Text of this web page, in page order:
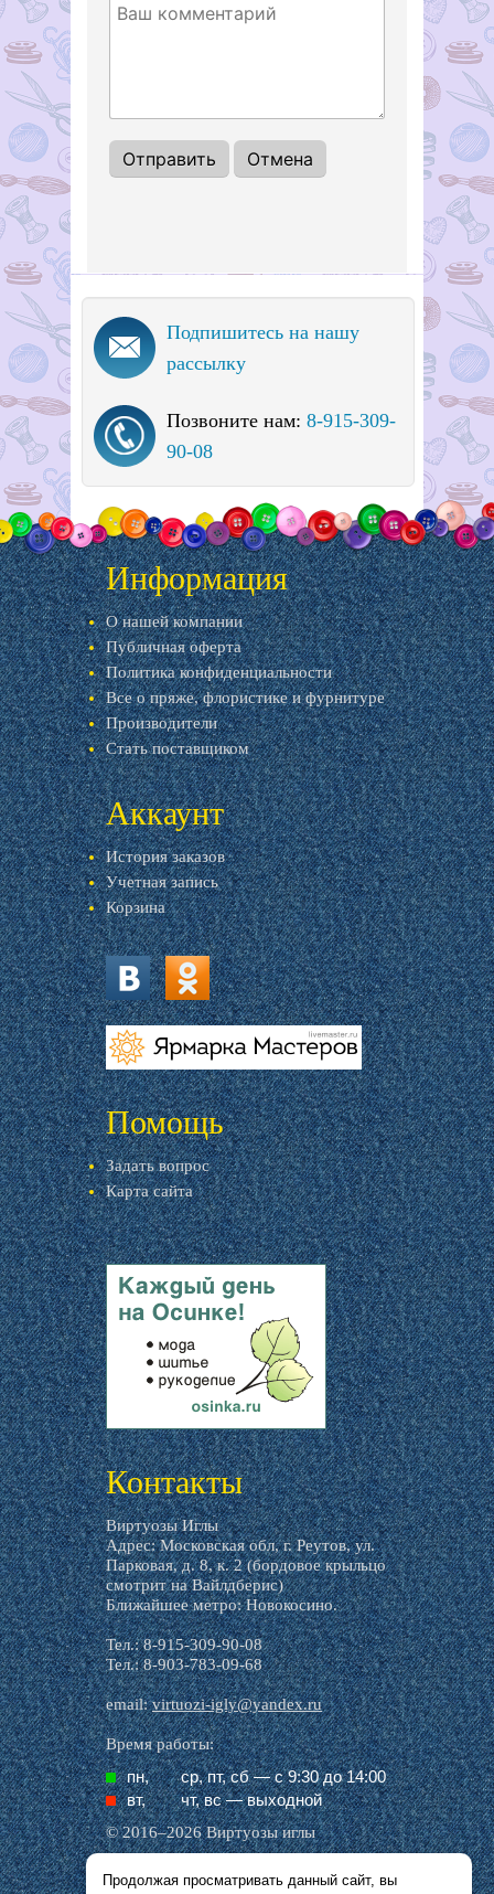
Подпишитесь на нашу
рассылку
Позвоните нам: 8-915-309-
90-08
Информация
О нашей компании
Публичная оферта
Политика конфиденциальности
Все о пряже, флористике и фурнитуре
Производители
Стать поставщиком
Аккаунт
История заказов
Учетная запись
Корзина
vk.com ok.ru
livemaster.ru
Помощь
Задать вопрос
Карта сайта
livemaster.ru
Контакты
Виртуозы Иглы
Адрес: Московская обл, г. Реутов, ул.
Парковая, д. 8, к. 2 (бордовое крыльцо
смотрит на Вайлдберис)
Ближайшее метро: Новокосино.
Тел.: 8-915-309-90-08
Тел.: 8-903-783-09-68
email:virtuozi-igly@yandex.ru
Время работы:
пн,
ср, пт, cб — с 9:30 до 14:00
вт,
чт, вс — выходной
© 2016–2026 Виртуозы иглы
Все названия производителей, символика и
Продолжая просматривать данный сайт, вы